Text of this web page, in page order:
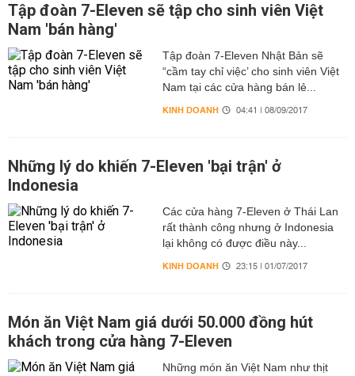
Tập đoàn 7-Eleven sẽ tập cho sinh viên Việt
Nam 'bán hàng'
Tập đoàn 7-Eleven Nhật Bản sẽ
“cầm tay chỉ việc’ cho sinh viên Việt
Nam tại các cửa hàng bán lẻ...
KINH DOANH 04:41 | 08/09/2017
Những lý do khiến 7-Eleven 'bại trận' ở
Indonesia
Các cửa hàng 7-Eleven ở Thái Lan
rất thành công nhưng ở Indonesia
lại không có được điều này...
KINH DOANH 23:15 | 01/07/2017
Món ăn Việt Nam giá dưới 50.000 đồng hút
khách trong cửa hàng 7-Eleven
Những món ăn Việt Nam như thịt